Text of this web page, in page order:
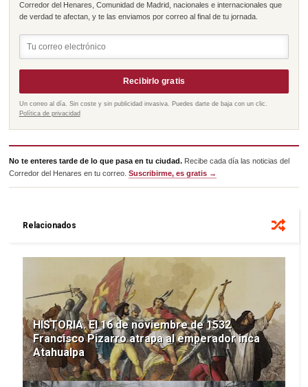
Corredor del Henares, Comunidad de Madrid, nacionales e internacionales que
de verdad te afectan, y te las enviamos por correo al final de tu jornada.
Recibirlo gratis
Un correo al día. Sin coste y sin publicidad invasiva. Puedes darte de baja con un clic.
Política de privacidad
No te enteres tarde de lo que pasa en tu ciudad. Recibe cada día las noticias del
Corredor del Henares en tu correo.Suscribirme, es gratis →
Relacionados
HISTORIA. El 16 de noviembre de 1532
Francisco Pizarro atrapa al emperador inca
Atahualpa